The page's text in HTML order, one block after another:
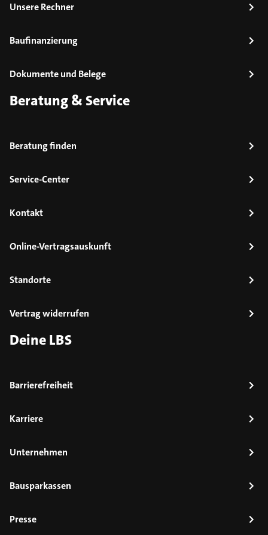
Unsere Rechner
Baufinanzierung
Dokumente und Belege
Beratung & Service
Beratung finden
Service-Center
Kontakt
Online-Vertragsauskunft
Standorte
Vertrag widerrufen
Deine LBS
Barrierefreiheit
Karriere
Unternehmen
Bausparkassen
Presse